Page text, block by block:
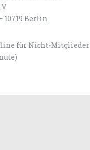
10719 Berlin
für Nicht-Mitglieder